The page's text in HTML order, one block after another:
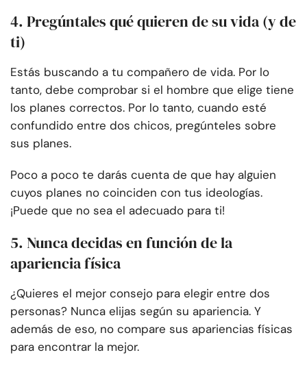
4. Pregúntales qué quieren de su vida (y de
ti)
Estás buscando a tu compañero de vida. Por lo
tanto, debe comprobar si el hombre que elige tiene
los planes correctos. Por lo tanto, cuando esté
confundido entre dos chicos, pregúnteles sobre
sus planes.
Poco a poco te darás cuenta de que hay alguien
cuyos planes no coinciden con tus ideologías.
¡Puede que no sea el adecuado para ti!
5. Nunca decidas en función de la
apariencia física
¿Quieres el mejor consejo para elegir entre dos
personas? Nunca elijas según su apariencia. Y
además de eso, no compare sus apariencias físicas
para encontrar la mejor.